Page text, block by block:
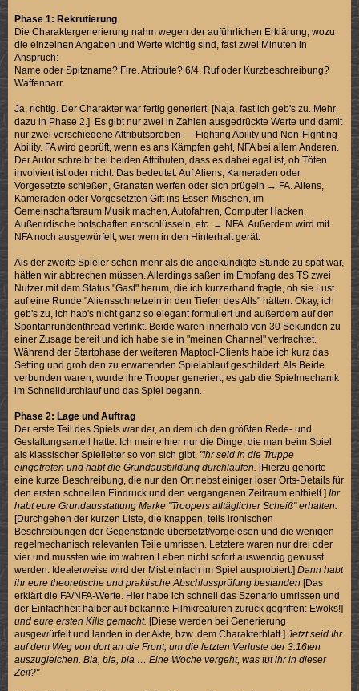
Phase 1: Rekrutierung
Die Charaktergenerierung nahm wegen der auführlichen Erklärung, wozu
die einzelnen Angaben und Werte wichtig sind, fast zwei Minuten in
Anspruch:
Name oder Spitzname? Fire. Attribute? 6/4. Ruf oder Kurzbeschreibung?
Waffennarr.
Ja, richtig. Der Charakter war fertig generiert. [Naja, fast ich geb's zu. Mehr
dazu in Phase 2.] Es gibt nur zwei in Zahlen ausgedrückte Werte und damit
nur zwei verschiedene Attributsproben — Fighting Ability und Non-Fighting
Ability. FA wird geprüft, wenn es ans Kämpfen geht, NFA bei allem Anderen.
Der Autor schreibt bei beiden Attributen, dass es dabei egal ist, ob Töten
involviert ist oder nicht. Das bedeutet: Auf Aliens, Kameraden oder
Vorgesetzte schießen, Granaten werfen oder sich prügeln → FA. Aliens,
Kameraden oder Vorgesetzten Gift ins Essen Mischen, im
Gemeinschaftsraum Musik machen, Autofahren, Computer Hacken,
Außerirdische botschaften entschlüsseln, etc. → NFA. Außerdem wird mit
NFA noch ausgewürfelt, wer wem in den Hinterhalt gerät.
Als der zweite Spieler schon mehr als die angekündigte Stunde zu spät war,
hätten wir abbrechen müssen. Allerdings saßen im Empfang des TS zwei
Nutzer mit dem Status "Gast" herum, die ich kurzerhand fragte, ob sie Lust
auf eine Runde "Aliensschnetzeln in den Tiefen des Alls" hätten. Okay, ich
geb's zu, ich hab's nicht ganz so elegant formuliert und außerdem auf den
Spontanrundenthread verlinkt. Beide waren innerhalb von 30 Sekunden zu
einer Zusage bereit und ich habe sie in "meinen Channel" verfrachtet.
Während der Startphase der weiteren Maptool-Clients habe ich kurz das
Setting und grob den zu erwartenden Spielablauf geschildert. Als Beide
verbunden waren, wurde ihre Trooper generiert, es gab die Spielmechanik
im Schnelldurchlauf und das Spiel begann.
Phase 2: Lage und Auftrag
Der erste Teil des Spiels war der, an dem ich den größten Rede- und
Gestaltungsanteil hatte. Ich meine hier nur die Dinge, die man beim Spiel
als klassischer Spielleiter so von sich gibt. "Ihr seid in die Truppe
eingetreten und habt die Grundausbildung durchlaufen. [Hierzu gehörte
eine kurze Beschreibung, die nur den Ort nebst einiger loser Orts-Details für
den ersten schnellen Eindruck und den vergangenen Zeitraum enthielt.]Ihr
habt eure Grundausstattung Marke "Troopers alltäglicher Scheiß" erhalten.
[Durchgehen der kurzen Liste, die knappen, teils ironischen
Beschreibungen der Gegenstände übersetzt/vorgelesen und die wenigen
regelmechanisch relevanten Teile umrissen. Letztere waren nur drei oder
vier und mussten wie im wahren Leben nicht sofort auswendig gewusst
werden. Idealerweise wird der Mist einfach im Spiel ausprobiert.]Dann habt
ihr eure theoretische und praktische Abschlussprüfung bestanden [Das
erklärt die FA/NFA-Werte. Hier habe ich schnell das Szenario umrissen und
der Einfachheit halber auf bekannte Filmkreaturen zurück gegriffen: Ewoks!]
und eure ersten Kills gemacht. [Diese werden bei Generierung
ausgewürfelt und landen in der Akte, bzw. dem Charakterblatt.]Jetzt seid Ihr
auf dem Weg von dort an die Front, um die letzten Verluste der 3:16ten
auszugleichen. Bla, bla, bla … Eine Woche vergeht, was tut ihr in dieser
Zeit?"